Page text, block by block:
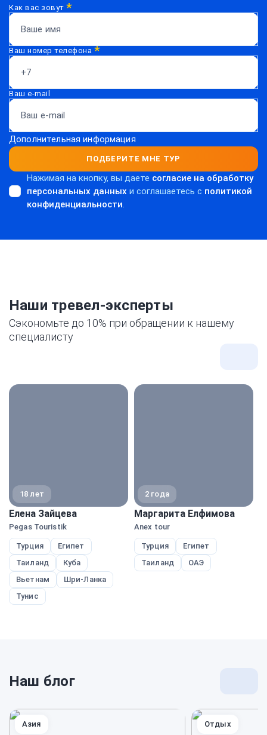
Как вас зовут*
Ваш номер телефона *
Ваш e-mail
Дополнительная информация
ПОДБЕРИТЕ МНЕ ТУР
Нажимая на кнопку, вы даете согласие на обработку
персональных данных и соглашаетесь c политикой
конфиденциальности.
Наши тревел-эксперты
Сэкономьте до 10% при обращении к нашему
специалисту
18 лет
Елена Зайцева
Pegas Touristik
Турция
Египет
Таиланд
Куба
Вьетнам
Шри-Ланка
Тунис
2 года
Маргарита Елфимова
Anex tour
Турция
Египет
Таиланд
ОАЭ
Наш блог
Азия Отдых